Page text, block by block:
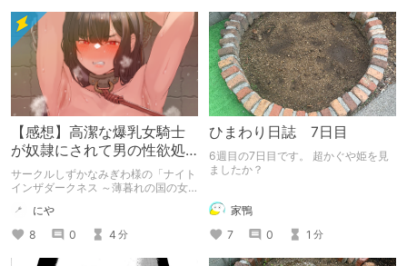
【感想】高潔な爆乳女騎士
が奴隷にされて男の性欲処
理に使われてしまうRPG♡
サークルしずかなみぎわ様の「ナイト
インザダークネス ～薄暮れの国の女
体験版範囲でのネタバレ有
にや
8
0 4 分
ひまわり日誌 7日目
6週目の7日目です。 超かぐや姫を見
ましたか？
家鴨
7
0 1 分